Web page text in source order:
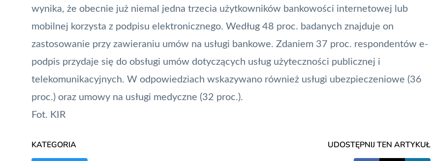
wynika, że obecnie już niemal jedna trzecia użytkowników bankowości internetowej lub
mobilnej korzysta z podpisu elektronicznego. Według 48 proc. badanych znajduje on
zastosowanie przy zawieraniu umów na usługi bankowe. Zdaniem 37 proc. respondentów e-
podpis przydaje się do obsługi umów dotyczących usług użyteczności publicznej i
telekomunikacyjnych. W odpowiedziach wskazywano również usługi ubezpieczeniowe (36
proc.) oraz umowy na usługi medyczne (32 proc.).
Fot. KIR
KATEGORIA UDOSTĘPNIJ TEN ARTYKUŁ